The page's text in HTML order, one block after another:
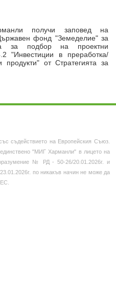
получи заповед на
фонд "Земеделие" за
за подбор на проектни
"Инвестиции в преработка/
продукти" от Стратегията за
съдействието на Европейския Съюз.
"МИГ Харманли" в лицето на
№ РД - 50-26/20.01.2026г. и
по никакъв начин не може да